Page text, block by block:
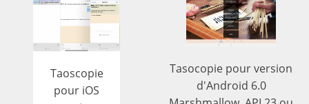
Taoscopie
pour iOS
Tasocopie pour version
d'Android 6.0